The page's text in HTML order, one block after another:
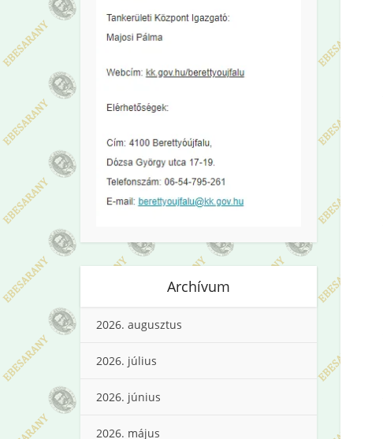
Archívum
2026. augusztus
2026. július
2026. június
2026. május